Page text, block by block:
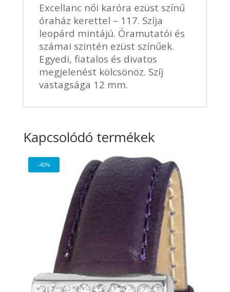
Excellanc női karóra ezüst színű
óraház kerettel – 117. Szíja
leopárd mintájú. Óramutatói és
számai szintén ezüst színűek.
Egyedi, fiatalos és divatos
megjelenést kölcsönöz. Szíj
vastagsága 12 mm.
Kapcsolódó termékek
-40%